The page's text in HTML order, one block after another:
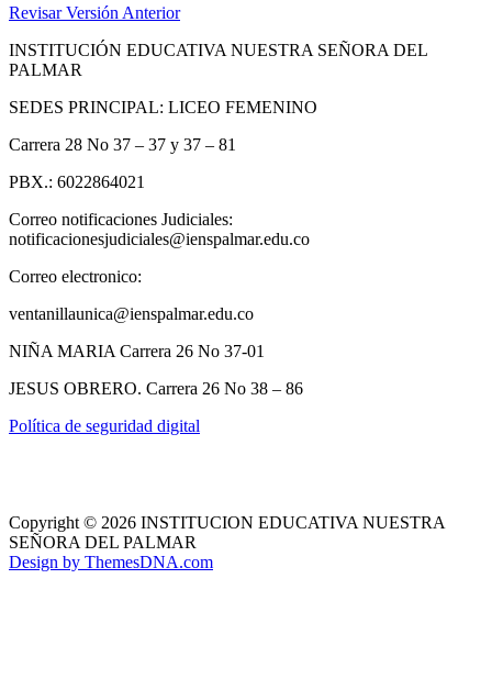
Revisar Versión Anterior
INSTITUCIÓN EDUCATIVA NUESTRA SEÑORA DEL
PALMAR
SEDES PRINCIPAL: LICEO FEMENINO
Carrera 28 No 37 – 37 y 37 – 81
PBX.: 6022864021
Correo notificaciones Judiciales:
notificacionesjudiciales@ienspalmar.edu.co
Correo electronico:
ventanillaunica@ienspalmar.edu.co
NIÑA MARIA Carrera 26 No 37-01
JESUS OBRERO. Carrera 26 No 38 – 86
Política de seguridad digital
Copyright © 2026 INSTITUCION EDUCATIVA NUESTRA
SEÑORA DEL PALMAR
Design by ThemesDNA.com